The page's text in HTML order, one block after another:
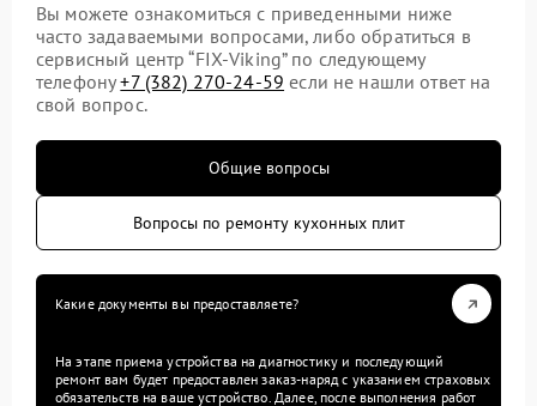
Вы можете ознакомиться с приведенными ниже
часто задаваемыми вопросами, либо обратиться в
сервисный центр “FIX-Viking” по следующему
телефону+7 (382) 270-24-59 если не нашли ответ на
свой вопрос.
Общие вопросы
Вопросы по ремонту кухонных плит
Какие документы вы предоставляете?
На этапе приема устройства на диагностику и последующий
ремонт вам будет предоставлен заказ-наряд с указанием страховых
обязательств на ваше устройство. Далее, после выполнения работ